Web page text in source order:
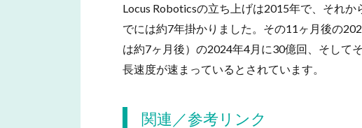
Locus Roboticsの立ち上げは2015年で、それ
でには約7年掛かりました。その11ヶ月後の
は約7ヶ月後）の2024年4月に30億回、そして
長速度が速まっているとされています。
関連／参考リンク